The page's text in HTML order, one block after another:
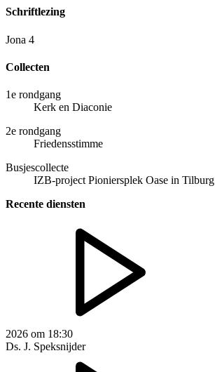
Schriftlezing
Jona 4
Collecten
1e rondgang
Kerk en Diaconie
2e rondgang
Friedensstimme
Busjescollecte
IZB-project Pioniersplek Oase in Tilburg
Recente diensten
2026 om 18:30
Ds. J. Speksnijder